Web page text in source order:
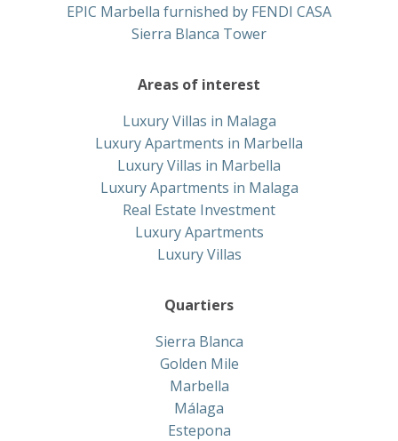
EPIC Marbella furnished by FENDI CASA
Sierra Blanca Tower
Areas of interest
Luxury Villas in Malaga
Luxury Apartments in Marbella
Luxury Villas in Marbella
Luxury Apartments in Malaga
Real Estate Investment
Luxury Apartments
Luxury Villas
Quartiers
Sierra Blanca
Golden Mile
Marbella
Málaga
Estepona